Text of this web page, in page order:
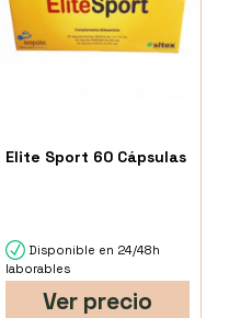
Elite Sport 60 Cápsulas
Disponible en 24/48h
laborables
Ver precio